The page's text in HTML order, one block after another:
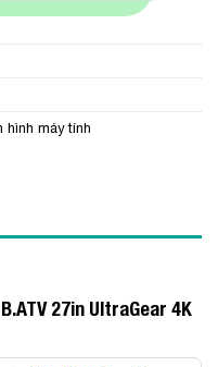
hình máy tính
27in UltraGear 4K